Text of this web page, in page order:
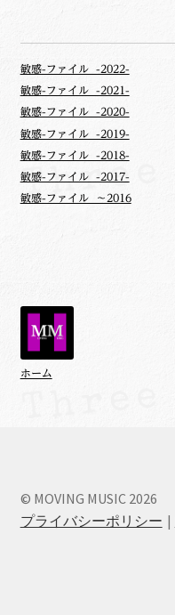
敏感-ファイル -2022-
敏感-ファイル -2021-
敏感-ファイル -2020-
敏感-ファイル -2019-
敏感-ファイル -2018-
敏感-ファイル -2017-
敏感-ファイル ～2016
ホーム
© MOVING MUSIC 2026
プライバシーポリシー